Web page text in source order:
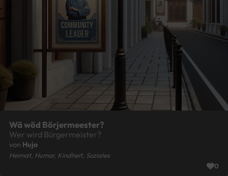
Wä wöd Börjermeester?
Wer wird Bürgermeister?
von Hujo
Heimat, Humor, Kindheit, Soziales
0